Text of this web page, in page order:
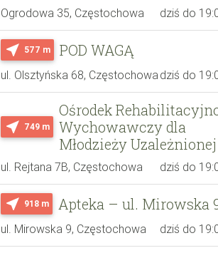
Ogrodowa 35, Częstochowa dziś do
near_me 577 m POD WAGĄ
ul. Olsztyńska 68, Częstochowa dziś do
near_me 749 m
Ośrodek
Wychowawczy dla
Młodzieży Uzależnionej
ul. Rejtana 7B, Częstochowa dziś do
near_me 918 m Apteka – ul. Mirowska
ul. Mirowska 9, Częstochowa dziś do